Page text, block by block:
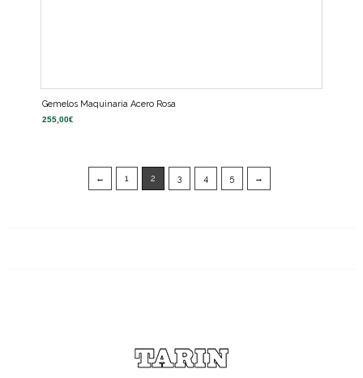
Gemelos Maquinaria Acero Rosa
255,00€
← 1 2 3 4 5 →